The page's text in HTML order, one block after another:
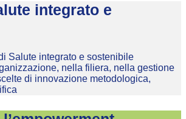
integrato e
Salute integrato e sostenibile
nella filiera, nella gestione
di innovazione metodologica,